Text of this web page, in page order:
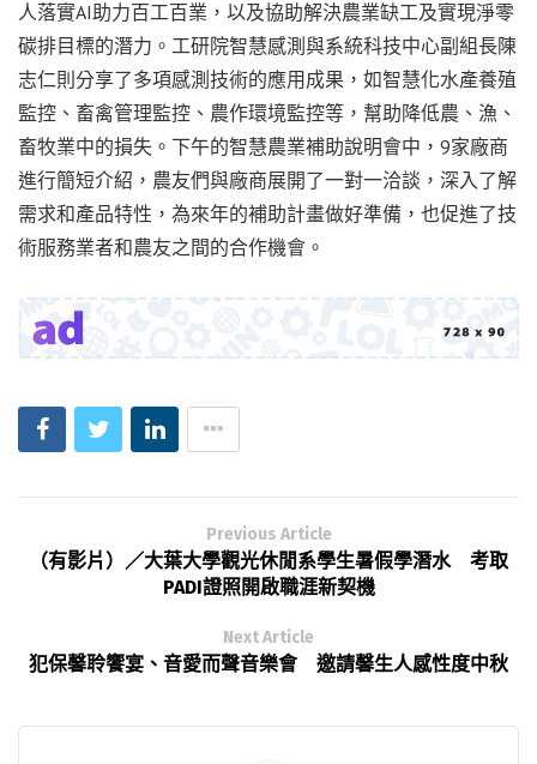
人落實AI助力百工百業，以及協助解決農業缺工及實現淨零
碳排目標的潛力。工研院智慧感測與系統科技中心副組長陳
志仁則分享了多項感測技術的應用成果，如智慧化水產養殖
監控、畜禽管理監控、農作環境監控等，幫助降低農、漁、
畜牧業中的損失。下午的智慧農業補助說明會中，9家廠商
進行簡短介紹，農友們與廠商展開了一對一洽談，深入了解
需求和產品特性，為來年的補助計畫做好準備，也促進了技
術服務業者和農友之間的合作機會。
Previous Article
（有影片）／大葉大學觀光休閒系學生暑假學潛水 考取
PADI證照開啟職涯新契機
Next Article
犯保馨聆饗宴、音愛而聲音樂會 邀請馨生人感性度中秋